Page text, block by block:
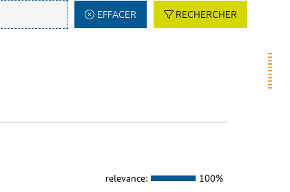
EFFACER RECHERCHER
relevance: 100%